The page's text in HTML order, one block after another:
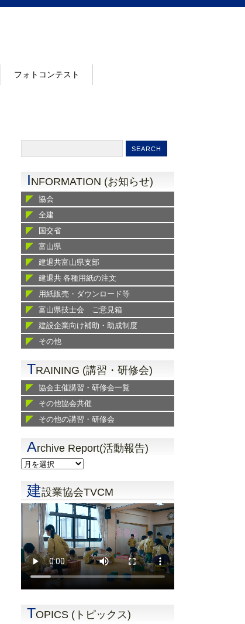
フォトコンテスト
INFORMATION (お知らせ)
協会
全建
国交省
富山県
建退共富山県支部
建退共 各種用紙の注文
用紙販売・ダウンロード等
富山県技士会 ご意見箱
建設企業向け補助・助成制度
その他
TRAINING (講習・研修会)
協会主催講習・研修会一覧
その他協会共催
その他の講習・研修会
Archive Report(活動報告)
建設業協会TVCM
TOPICS (トピックス)